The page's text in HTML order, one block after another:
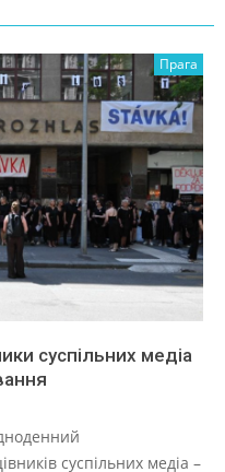
Прага
суспільних медіа
суспільних медіа –